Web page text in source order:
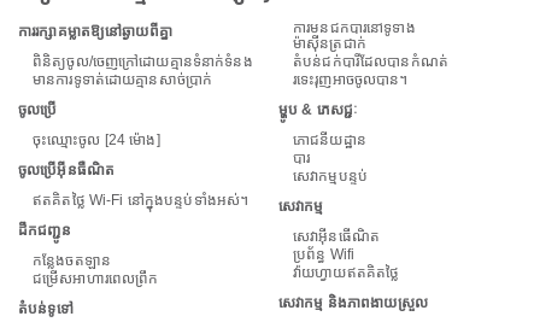
ការរក្សាគម្លាតឱ្យនៅឆ្ងាយពីគ្នា
ពិនិត្យចូល/ចេញក្រៅដោយគ្មានទំនាក់ទំនង
មានការទូទាត់ដោយគ្មានសាច់ប្រាក់
ចូលប្រើ
ចុះឈ្មោះចូល [24 ម៉ោង]
ចូលប្រើអ៊ីនធឺណិត
ឥតគិតថ្លៃ Wi-Fi នៅក្នុងបន្ទប់ទាំងអស់។
ដឹកជញ្ជូន
កន្លែង​ចត​ឡាន
ជម្រើសអាហារពេលព្រឹក
តំបន់ទូទៅ
ការមិនជក់បារីនៅទូទាំង
ម៉ាស៊ីនត្រជាក់
តំបន់ជក់បារីដែលបានកំណត់
រទេះរុញអាចចូលបាន។
ម្ហូប & ភេសជ្ជៈ
ភោជនីយដ្ឋាន
បារ
សេវាកម្មបន្ទប់
សេវាកម្ម
សេវាអ៊ីនធើណិត
ប្រព័ន្ធ Wifi
វ៉ាយហ្វាយឥតគិតថ្លៃ
សេវាកម្ម និងភាពងាយស្រួល